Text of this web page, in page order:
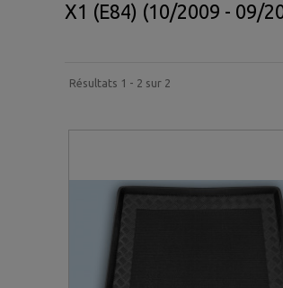
X1 (E84) (10/2009 - 09/
Résultats 1 - 2 sur 2